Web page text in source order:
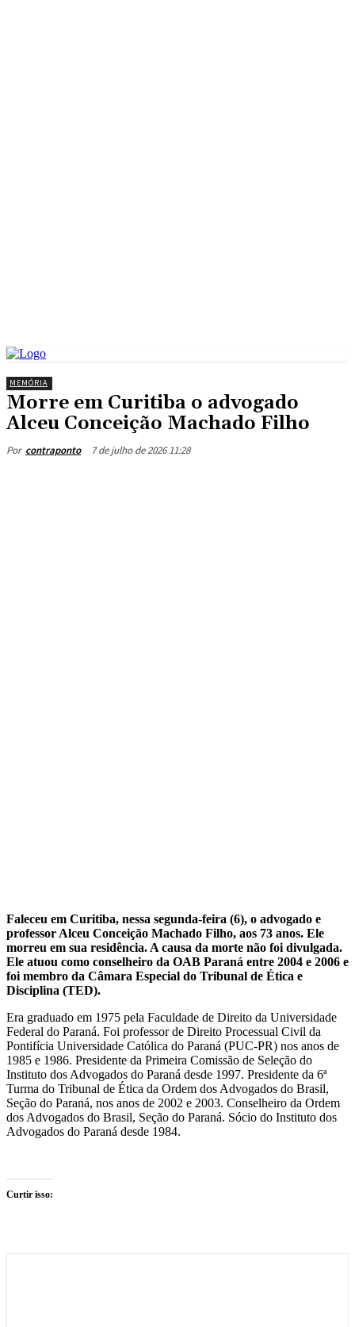
MEMÓRIA
Morre em Curitiba o advogado
Alceu Conceição Machado Filho
Por contraponto 7 de julho de 2026 11:28
Faleceu em Curitiba, nessa segunda-feira (6), o advogado e
professor Alceu Conceição Machado Filho, aos 73 anos. Ele
morreu em sua residência. A causa da morte não foi divulgada.
Ele atuou como conselheiro da OAB Paraná entre 2004 e 2006 e
foi membro da Câmara Especial do Tribunal de Ética e
Disciplina (TED).
Era graduado em 1975 pela Faculdade de Direito da Universidade
Federal do Paraná. Foi professor de Direito Processual Civil da
Pontifícia Universidade Católica do Paraná (PUC-PR) nos anos de
1985 e 1986. Presidente da Primeira Comissão de Seleção do
Instituto dos Advogados do Paraná desde 1997. Presidente da 6ª
Turma do Tribunal de Ética da Ordem dos Advogados do Brasil,
Seção do Paraná, nos anos de 2002 e 2003. Conselheiro da Ordem
dos Advogados do Brasil, Seção do Paraná. Sócio do Instituto dos
Advogados do Paraná desde 1984.
Curtir isso: